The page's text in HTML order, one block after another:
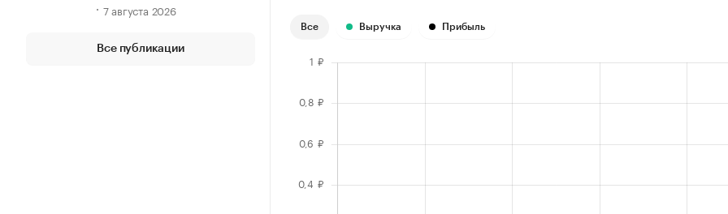
7 августа 2026
Все публикации
Все Выручка Прибыль